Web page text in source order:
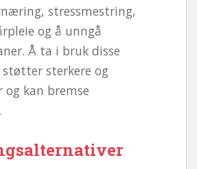
stressmestring,
og å unngå
Å ta i bruk disse
sterkere og
og kan bremse